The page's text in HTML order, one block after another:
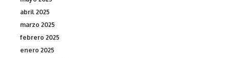
abril 2025
marzo 2025
febrero 2025
enero 2025